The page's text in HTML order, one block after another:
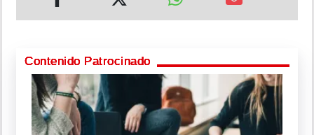
Contenido Patrocinado